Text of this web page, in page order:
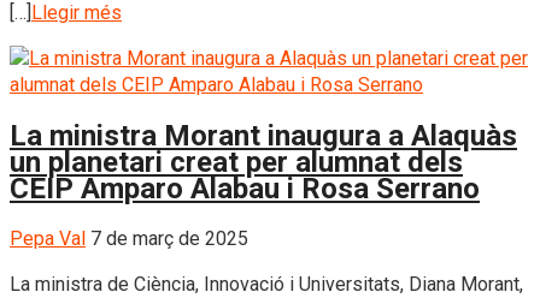
[…] Llegir més
La ministra Morant inaugura a Alaquàs
un planetari creat per alumnat dels
CEIP Amparo Alabau i Rosa Serrano
Pepa Val 7 de març de 2025
La ministra de Ciència, Innovació i Universitats, Diana Morant,